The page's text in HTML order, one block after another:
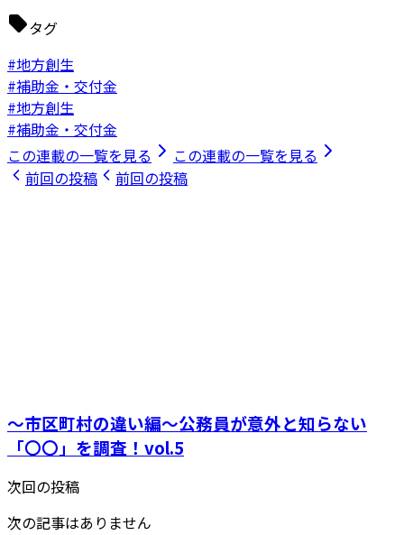
タグ
#地方創生
#補助金・交付金
#地方創生
#補助金・交付金
この連載の一覧を見る
この連載の一覧を見る
前回の投稿
前回の投稿
～市区町村の違い編～公務員が意外と知らない
「〇〇」を調査！vol.5
次回の投稿
次の記事はありません